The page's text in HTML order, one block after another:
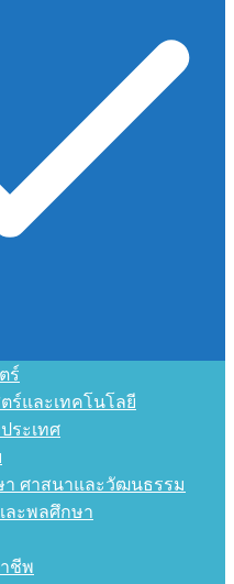
ร์
ร์และเทคโนโลยี
ระเทศ
ศาสนาและวัฒนธรรม
ละพลศึกษา
ชีพ